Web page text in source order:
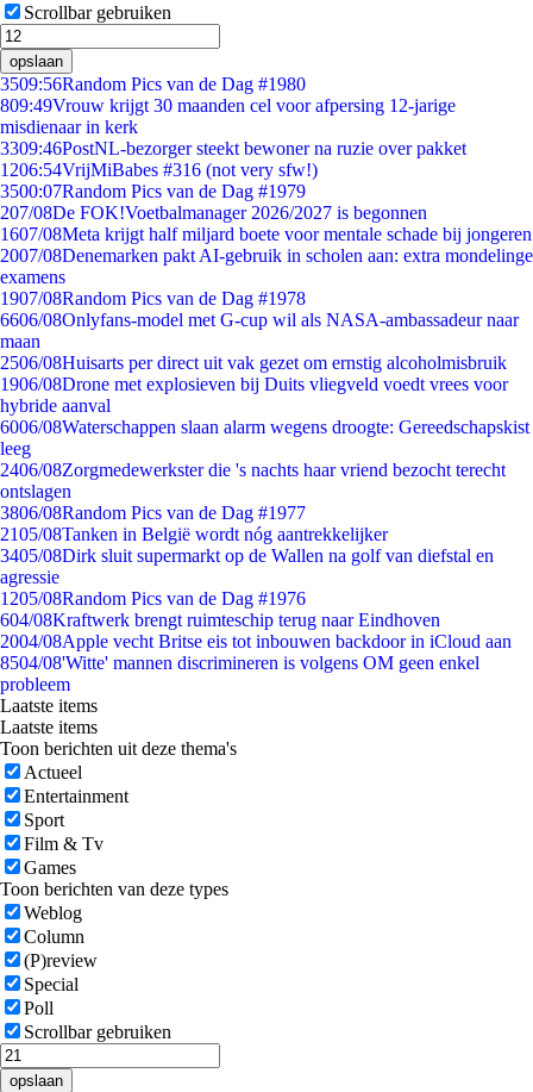
Scrollbar gebruiken
opslaan
3509:56Random Pics van de Dag #1980
809:49Vrouw krijgt 30 maanden cel voor afpersing 12-jarige
misdienaar in kerk
3309:46PostNL-bezorger steekt bewoner na ruzie over pakket
1206:54VrijMiBabes #316 (not very sfw!)
3500:07Random Pics van de Dag #1979
207/08De FOK!Voetbalmanager 2026/2027 is begonnen
1607/08Meta krijgt half miljard boete voor mentale schade bij jongeren
2007/08Denemarken pakt AI-gebruik in scholen aan: extra mondelinge
examens
1907/08Random Pics van de Dag #1978
6606/08Onlyfans-model met G-cup wil als NASA-ambassadeur naar
maan
2506/08Huisarts per direct uit vak gezet om ernstig alcoholmisbruik
1906/08Drone met explosieven bij Duits vliegveld voedt vrees voor
hybride aanval
6006/08Waterschappen slaan alarm wegens droogte: Gereedschapskist
leeg
2406/08Zorgmedewerkster die 's nachts haar vriend bezocht terecht
ontslagen
3806/08Random Pics van de Dag #1977
2105/08Tanken in België wordt nóg aantrekkelijker
3405/08Dirk sluit supermarkt op de Wallen na golf van diefstal en
agressie
1205/08Random Pics van de Dag #1976
604/08Kraftwerk brengt ruimteschip terug naar Eindhoven
2004/08Apple vecht Britse eis tot inbouwen backdoor in iCloud aan
8504/08'Witte' mannen discrimineren is volgens OM geen enkel
probleem
Laatste items
Laatste items
Toon berichten uit deze thema's
Actueel
Entertainment
Sport
Film & Tv
Games
Toon berichten van deze types
Weblog
Column
(P)review
Special
Poll
Scrollbar gebruiken
opslaan